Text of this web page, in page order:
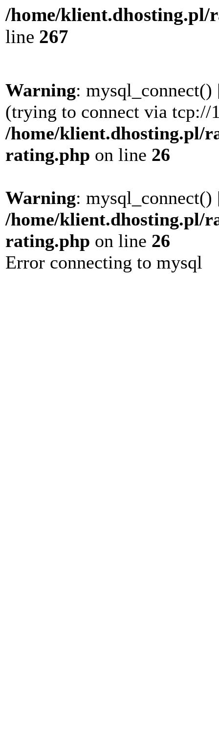
/home/klient.dhosting.pl/
line 267
Warning: mysql_connect()
(trying to connect via
/home/klient.dhosting.pl/
rating.php on line 26
Warning: mysql_connect()
/home/klient.dhosting.pl/
rating.php on line 26
Error connecting to mysql